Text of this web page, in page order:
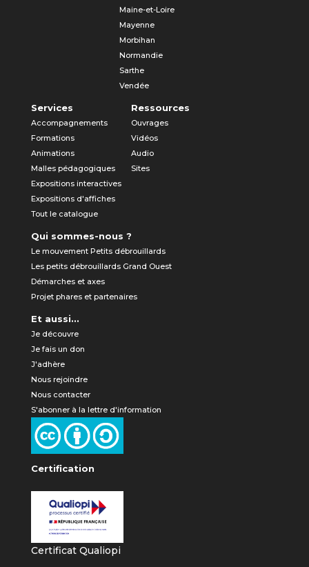
Maine-et-Loire
Mayenne
Morbihan
Normandie
Sarthe
Vendée
Services
Accompagnements
Formations
Animations
Malles pédagogiques
Expositions interactives
Expositions d'affiches
Tout le catalogue
Ressources
Ouvrages
Vidéos
Audio
Sites
Qui sommes-nous ?
Le mouvement Petits débrouillards
Les petits débrouillards Grand Ouest
Démarches et axes
Projet phares et partenaires
Et aussi...
Je découvre
Je fais un don
J'adhère
Nous rejoindre
Nous contacter
S'abonner à la lettre d'information
Certification
Certificat Qualiopi